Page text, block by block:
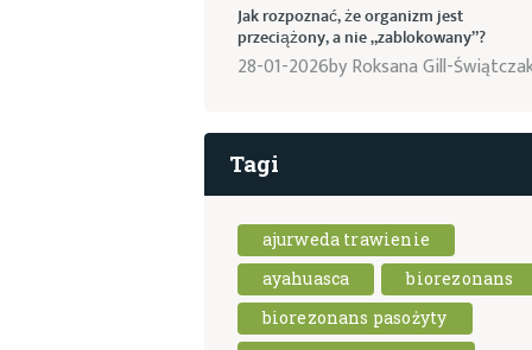
Jak rozpoznać, że organizm jest
przeciążony, a nie „zablokowany”?
28-01-2026byRoksana Gill-
Tagi
ajurweda trawienie
ayahuasca
biorezonans
biorezonans pasożyty